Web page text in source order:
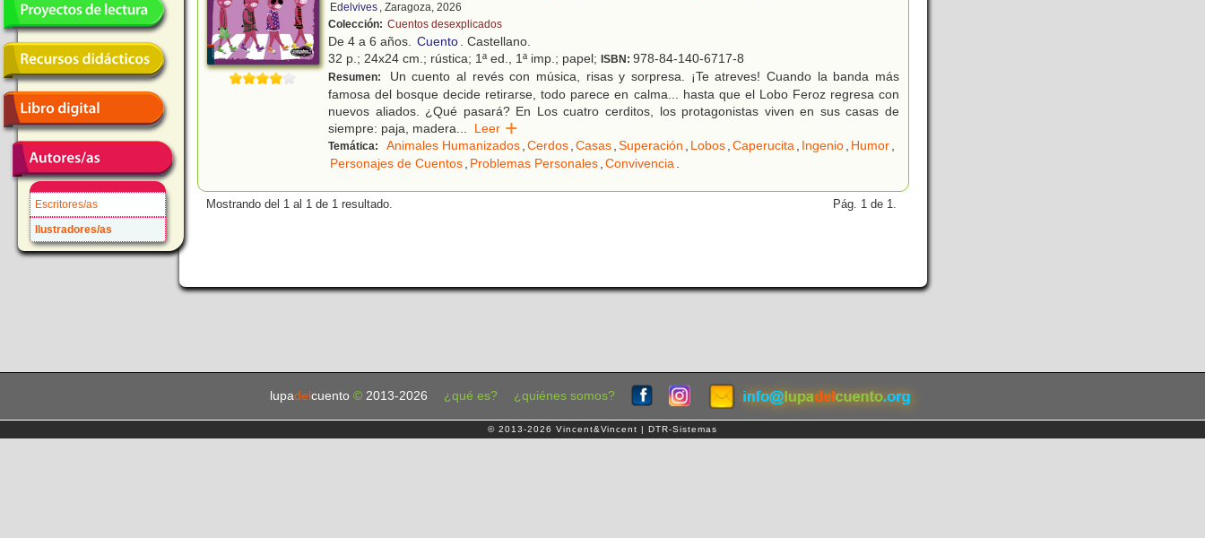
Escritores/as
Ilustradores/as
Edelvives , Zaragoza, 2026
Colección: Cuentos desexplicados
De 4 a 6 años. Cuento. Castellano.
32 p.; 24x24 cm.; rústica; 1ª ed., 1ª imp.; papel; ISBN: 978-84-140-6717-8
Resumen:
Un cuento al revés con música, risas y sorpresa. ¡Te atreves! Cuando la banda más
famosa del bosque decide retirarse, todo parece en calma... hasta que el Lobo Feroz regresa con
nuevos aliados. ¿Qué pasará? En Los cuatro cerditos, los protagonistas viven en sus casas de
siempre: paja, madera... Leer
Temática: Animales Humanizados,Cerdos,Casas,Superación , Lobos,Caperucita, Ingenio, Humor,
Personajes de Cuentos, Problemas Personales,Convivencia.
Mostrando del 1 al 1 de 1 resultado. Pág. 1 de 1.
lupadel cuento © 2013-2026 ¿qué es? ¿quiénes somos?
© 2013-2026 Vincent&Vincent | DTR-Sistemas